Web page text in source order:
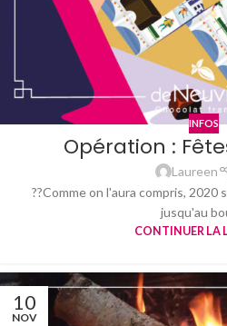
INFOS
Opération :
Laureen
??Comme on l'aura compris, 2020
jusqu'au
CONTINUER LA
10
NOV